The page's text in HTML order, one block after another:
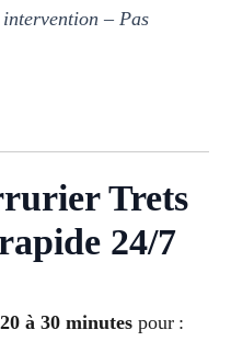
– Pas
Trets
24/7
à 30 minutes pour :